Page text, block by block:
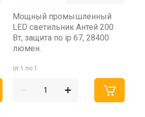
Мощный промышленный
LED светильник Антей 200
Вт, защита по ip 67, 28400
люмен.
от 1 по 1